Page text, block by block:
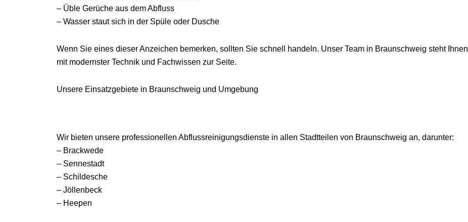
– Üble Gerüche aus dem Abfluss
– Wasser staut sich in der Spüle oder Dusche
Wenn Sie eines dieser Anzeichen bemerken, sollten Sie schnell handeln. Unser Team in Braunschweig steht Ihnen
mit modernster Technik und Fachwissen zur Seite.
Unsere Einsatzgebiete in Braunschweig und Umgebung
Wir bieten unsere professionellen Abflussreinigungsdienste in allen Stadtteilen von Braunschweig an, darunter:
– Brackwede
– Sennestadt
– Schildesche
– Jöllenbeck
– Heepen